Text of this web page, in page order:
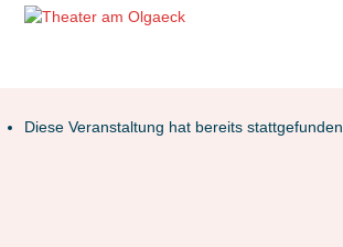
Diese Veranstaltung hat bereits stattgefunden.